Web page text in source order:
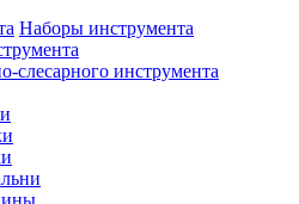
Наборы инструмента
слесарного инструмента